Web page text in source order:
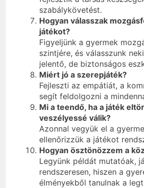
szabálykövetést.
Hogyan válasszak
játékot?
Figyeljünk a gyermek
szintjére, és válasszunk
jelentő, de biztonságos
Miért jó a szerepjáték?
Fejleszti az empátiát, a
segít feldolgozni a
Mi a teendő, ha a játék
veszélyessé válik?
Azonnal vegyük el a
ellenőrizzük a játékot
Hogyan ösztönözzem a
Legyünk példát mutatóak,
rendszeresen, hiszen a
élményekből tanulnak a